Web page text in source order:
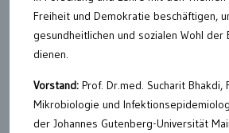
Freiheit und Demokratie beschäftigen,
gesundheitlichen und sozialen Wohl der
dienen.
Vorstand: Prof. Dr.med. Sucharit Bhakdi,
Mikrobiologie und
der Johannes Gutenberg-Universität